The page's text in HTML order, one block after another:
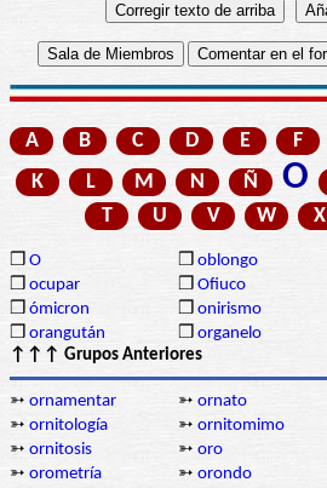
A B C D E F
K
L M N Ñ O
T
U V W X
❒ O ❒ oblongo
❒ ocupar ❒ Ofiuco
❒ ómicron ❒ onirismo
❒ orangután ❒ organelo
↑↑↑ Grupos Anteriores
➳ ornamentar ➳ ornato
➳ ornitología ➳ ornitomimo
➳ ornitosis ➳ oro
➳ orometría ➳ orondo